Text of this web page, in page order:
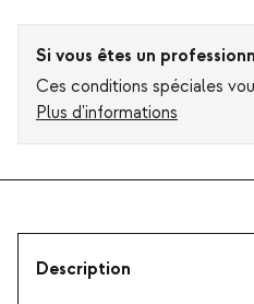
Si vous êtes un
Ces conditions spéciales
Plus d'informations
Description